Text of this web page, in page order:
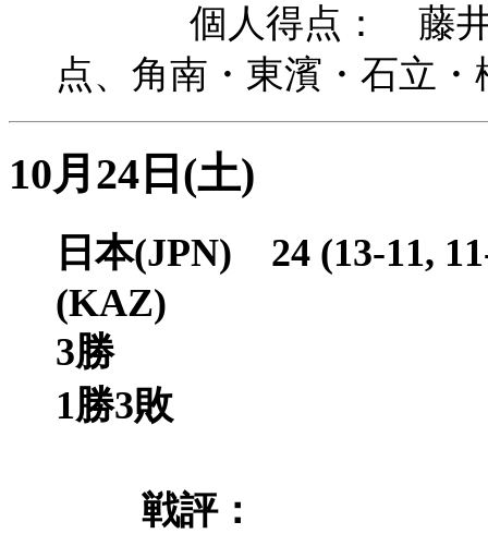
個人得点： 藤井：
点、角南・東濱・石立
10月24日(土)
日本(JPN) 24 (13-11,
(KAZ)
3
1勝3敗
戦評：